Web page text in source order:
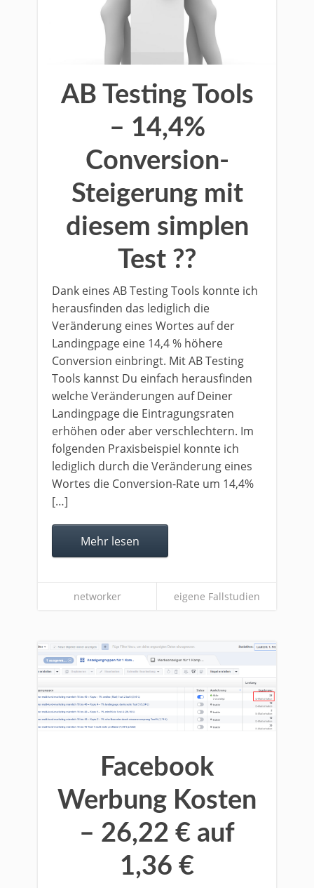
AB Testing Tools
– 14,4%
Conversion-
Steigerung mit
diesem simplen
Test ??
Dank eines AB Testing Tools konnte ich
herausfinden das lediglich die
Veränderung eines Wortes auf der
Landingpage eine 14,4 % höhere
Conversion einbringt. Mit AB Testing
Tools kannst Du einfach herausfinden
welche Veränderungen auf Deiner
Landingpage die Eintragungsraten
erhöhen oder aber verschlechtern. Im
folgenden Praxisbeispiel konnte ich
lediglich durch die Veränderung eines
Wortes die Conversion-Rate um 14,4%
[…]
Mehr lesen
networker eigene Fallstudien
Facebook
Werbung Kosten
– 26,22 € auf
1,36 €